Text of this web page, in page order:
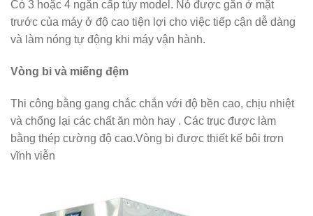
Có 3 hoặc 4 ngăn cấp tùy model. Nó được gắn ở mặt
trước của máy ở độ cao tiện lợi cho việc tiếp cận dễ dàng
và làm nóng tự động khi máy vận hành.
Vòng bi và miếng đệm
Thi công bằng gang chắc chắn với độ bền cao, chịu nhiệt
và chống lại các chất ăn mòn hay . Các trục được làm
bằng thép cường độ cao.Vòng bi được thiết kế bôi trơn
vĩnh viễn